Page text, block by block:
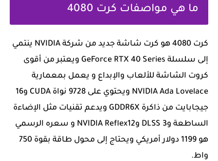
ما هي مواصفات كرت 4080
كرت 4080 هو كرت شاشة جديد من شركة NVIDIA ينتمي
إلى سلسلة GeForce RTX 40 Series ويعتبر من أقوى
كروت الشاشة للألعاب والإبداع و يعمل بمعمارية
NVIDIA Ada Lovelace ويحتوي على 9728 نواة CUDA و16
جيجابايت من ذاكرة GDDR6X ويدعم تقنيات مثل الإضاءة
الساطعة وDLSS 3 وNVIDIA Reflex12 و سعره الرسمي
هو 1199 دولار أمريكي ويحتاج إلى محول طاقة بقوة 750
واط.